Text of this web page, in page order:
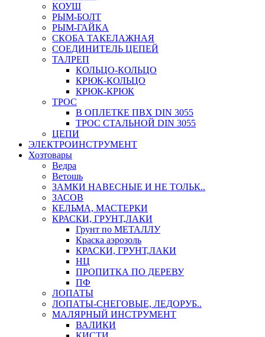
КОУШ
РЫМ-БОЛТ
РЫМ-ГАЙКА
СКОБА ТАКЕЛАЖНАЯ
СОЕДИНИТЕЛЬ ЦЕПЕЙ
ТАЛРЕП
КОЛЬЦО-КОЛЬЦО
КРЮК-КОЛЬЦО
КРЮК-КРЮК
ТРОС
В ОПЛЕТКЕ ПВХ DIN 3055
ТРОС СТАЛЬНОЙ DIN 3055
ЦЕПИ
ЭЛЕКТРОИНСТРУМЕНТ
Хозтовары
Ведра
Ветошь
ЗАМКИ НАВЕСНЫЕ И НЕ ТОЛЬК..
ЗАСОВ
КЕЛЬМА, МАСТЕРКИ
КРАСКИ, ГРУНТ,ЛАКИ
Грунт по МЕТАЛЛУ
Краска аэрозоль
КРАСКИ, ГРУНТ,ЛАКИ
НЦ
ПРОПИТКА ПО ДЕРЕВУ
ПФ
ЛОПАТЫ
ЛОПАТЫ-СНЕГОВЫЕ, ЛЕДОРУБ..
МАЛЯРНЫЙ ИНСТРУМЕНТ
ВАЛИКИ